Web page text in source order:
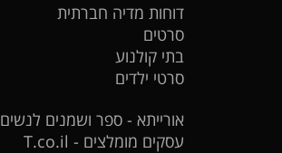
דוחות מדיה חברתית
סרטים
בתי קולנוע
סרטי ילדים
אורייתא - ספר ושמנים לנשים
עסקים מומלצים - T.co.il